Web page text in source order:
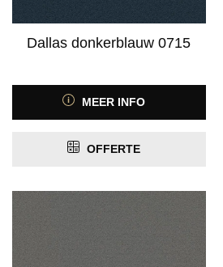
Dallas donkerblauw 0715
MEER INFO
OFFERTE